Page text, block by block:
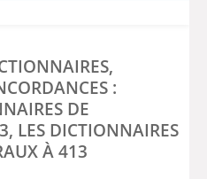
:
DE
LES DICTIONNAIRES
À 413